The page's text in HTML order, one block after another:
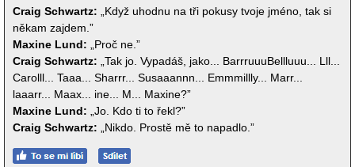
Craig Schwartz:
„Když uhodnu na tři pokusy tvoje jméno, tak si
někam zajdem.”
Maxine Lund:
„Proč ne.”
Craig Schwartz:
„Tak jo. Vypadáš, jako... BarrruuuBellluuu... Lll...
Carolll... Taaa... Sharrr... Susaaannn... Emmmillly... Marr...
laaarr... Maax... ine... M... Maxine?”
Maxine Lund:
„Jo. Kdo ti to řekl?”
Craig Schwartz:
„Nikdo. Prostě mě to napadlo.”